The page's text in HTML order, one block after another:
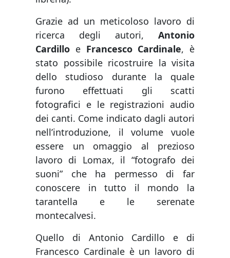
Grazie ad un meticoloso lavoro di
ricerca degli autori,
Antonio
Cardillo e Francesco Cardinale, è
stato possibilericostruire la visita
dello studioso durante la quale
furono effettuati gli scatti
fotografici e le registrazioni audio
dei canti. Come indicato dagli autori
nell’introduzione, il volume vuole
essere un omaggio al prezioso
lavoro di Lomax, il “fotografo dei
suoni” che ha permesso di far
conoscere in tutto il mondo la
tarantella e le serenate
montecalvesi.
Quello di Antonio Cardillo e di
Francesco Cardinale è un lavoro di